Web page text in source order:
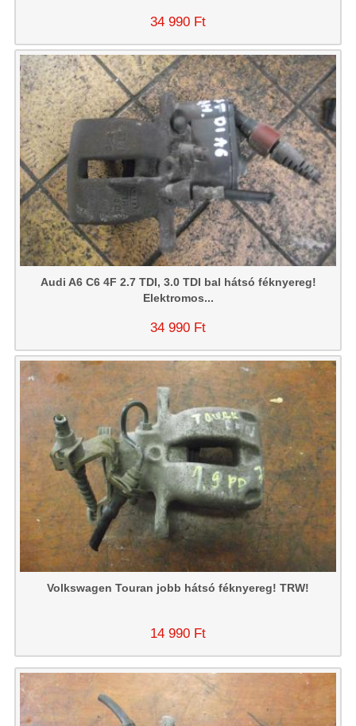
34 990 Ft
Audi A6 C6 4F 2.7 TDI, 3.0 TDI bal hátsó féknyereg!
Elektromos...
34 990 Ft
Volkswagen Touran jobb hátsó féknyereg! TRW!
14 990 Ft